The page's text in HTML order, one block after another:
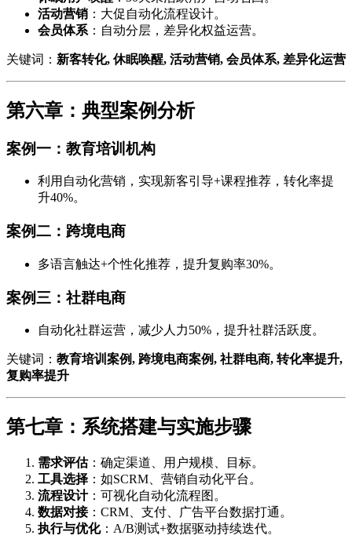
活动营销 ：大促自动化流程设计。
会员体系 ：自动分层，差异化权益运营。
关键词： 新客转化, 休眠唤醒, 活动营销, 会员体系, 差异化运营
第六章：典型案例分析
案例一：教育培训机构
利用自动化营销，实现新客引导+课程推荐，转化率提
升40%。
案例二：跨境电商
多语言触达+个性化推荐，提升复购率30%。
案例三：社群电商
自动化社群运营，减少人力50%，提升社群活跃度。
关键词： 教育培训案例, 跨境电商案例, 社群电商, 转化率提升,
复购率提升
第七章：系统搭建与实施步骤
需求评估：确定渠道、用户规模、目标。
工具选择 ：如SCRM、营销自动化平台。
流程设计：可视化自动化流程图。
数据对接：CRM、支付、广告平台数据打通。
执行与优化：A/B测试+数据驱动持续迭代。